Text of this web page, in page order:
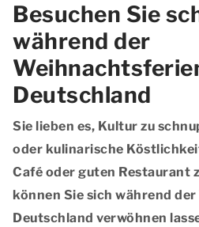
Besuchen Sie
während der
Deutschland
Sie lieben es, Kultur zu
oder kulinarische
Café oder guten Restaurant
können Sie sich während
Deutschland verwöhnen